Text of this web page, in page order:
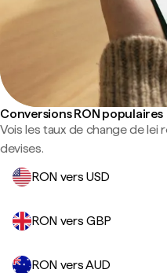
Conversions RON populaires
Vois les taux de change de lei
devises.
RON vers USD
RON vers GBP
RON vers AUD